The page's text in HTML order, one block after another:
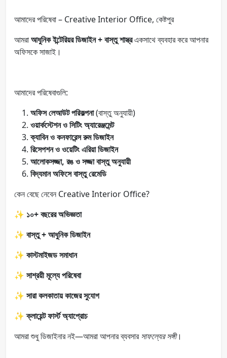
আমাদের পরিষেবা – Creative Interior Office, কেষ্টপুর
আমরাআধুনিক ইন্টেরিয়র ডিজাইন + বাস্তু শাস্ত্রএকসাথে ব্যবহার করে আপনার
অফিসকে সাজাই।
আমাদের পরিষেবাগুলি:
অফিস লেআউট পরিকল্পনা(বাস্তু অনুযায়ী)
ওয়ার্কস্টেশন ও সিটিং অ্যারেঞ্জমেন্ট
ক্যাবিন ও কনফারেন্স রুম ডিজাইন
রিসেপশন ও ওয়েটিং এরিয়া ডিজাইন
আলোকসজ্জা, রঙ ও সজ্জা বাস্তু অনুযায়ী
বিদ্যমান অফিসে বাস্তু রেমেডি
কেন বেছে নেবেন Creative Interior Office?
✨ ১০+ বছরের অভিজ্ঞতা
✨ বাস্তু + আধুনিক ডিজাইন
✨ কাস্টমাইজড সমাধান
✨ সাশ্রয়ী মূল্যে পরিষেবা
✨ সারা কলকাতায় কাজের সুযোগ
✨ক্লায়েন্ট ফার্স্ট অ্যাপ্রোচ
আমরা শুধু ডিজাইনার নই—আমরা আপনার ব্যবসারসাফল্যের সঙ্গী।